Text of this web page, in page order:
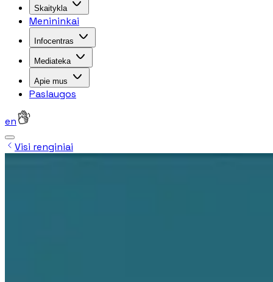
Skaitykla
Menininkai
Infocentras
Mediateka
Apie mus
Paslaugos
en
Visi renginiai